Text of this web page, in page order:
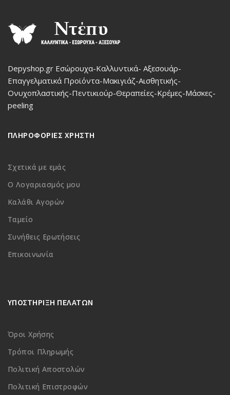
Depyshop.gr Εσώρουχα-Καλλυντικά- Αξεσουάρ-
Επαγγελματικά Προϊόντα-Μακιγιάζ-Αισθητικής-
Ονυχοπλαστικής-Πεντικιούρ-Θεραπείες-Κρέμες-Μάσκες-
peeling
ΠΛΗΡΟΦΟΡΙΕΣ ΧΡΗΣΤΗ
Σχετικά με εμάς
Ο Λογαριασμός μου
Καλάθι Αγορών
Ταμείο
Συνήθεις Ερωτήσεις
Επικοινωνία
ΥΠΟΣΤΗΡΙΞΗ ΠΕΛΑΤΩΝ
Όροι Χρήσης
Τρόποι Πληρωμής
Πολιτική Αποστολών
Πολιτική Επιστροφών